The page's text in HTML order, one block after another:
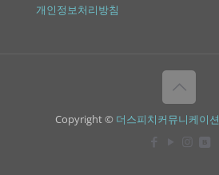
개인정보처리방침
Copyright © 더스피치커뮤니케이션